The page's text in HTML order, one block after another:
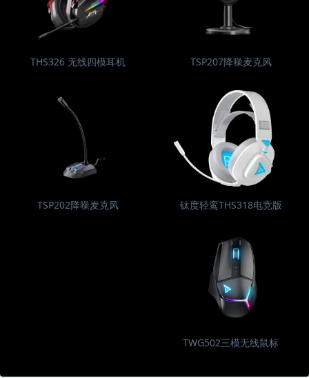
THS326 无线四模耳机 TSP207降噪麦克风
TSP202降噪麦克风 钛度轻鸾THS318电竞版
TWG502三模无线鼠标